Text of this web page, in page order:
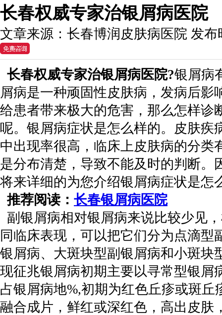
长春权威专家治银屑病医院
文章来源： 长春博润皮肤病医院 发布
长春权威专家治银屑病医院?银屑病
屑病是一种顽固性皮肤病，发病后影
给患者带来极大的危害，那么怎样诊
呢。银屑病症状是怎么样的。皮肤疾
中出现率很高，临床上皮肤病的分类
是分布清楚，导致不能及时的判断。
将来详细的为您介绍银屑病症状是怎
推荐阅读： 长春银屑病医院
副银屑病相对银屑病来说比较少见
同临床表现，可以把它们分为点滴型
银屑病、大斑块型副银屑病和小斑块
现征兆银屑病初期主要以寻常型银屑
占银屑病地%,初期为红色丘疹或斑丘
融合成片，鲜红或深红色，高出皮肤